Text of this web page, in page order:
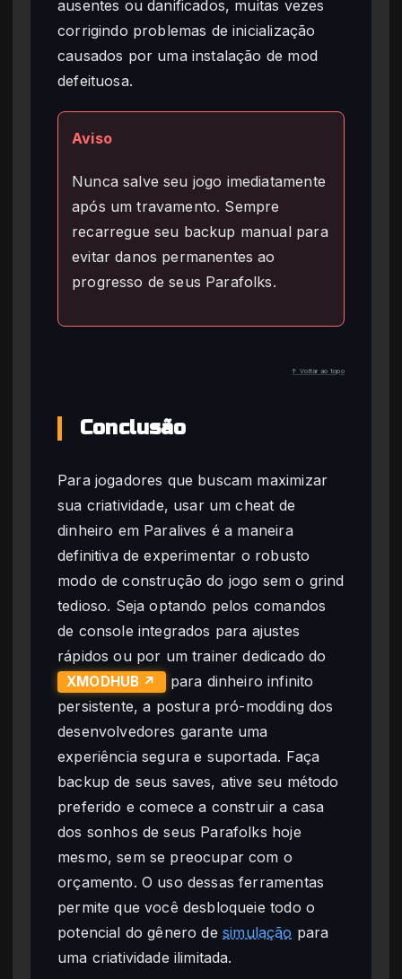
ausentes ou danificados, muitas vezes
corrigindo problemas de inicialização
causados por uma instalação de mod
defeituosa.
Aviso
Nunca salve seu jogo imediatamente
após um travamento. Sempre
recarregue seu backup manual para
evitar danos permanentes ao
progresso de seus Parafolks.
↑ Voltar ao topo
Conclusão
Para jogadores que buscam maximizar
sua criatividade, usar um cheat de
dinheiro em Paralives é a maneira
definitiva de experimentar o robusto
modo de construção do jogo sem o grind
tedioso. Seja optando pelos comandos
de console integrados para ajustes
rápidos ou por um trainer dedicado do
XMODHUB ↗
para dinheiro infinito
persistente, a postura pró-modding dos
desenvolvedores garante uma
experiência segura e suportada. Faça
backup de seus saves, ative seu método
preferido e comece a construir a casa
dos sonhos de seus Parafolks hoje
mesmo, sem se preocupar com o
orçamento. O uso dessas ferramentas
permite que você desbloqueie todo o
potencial do gênero de simulação para
uma criatividade ilimitada.